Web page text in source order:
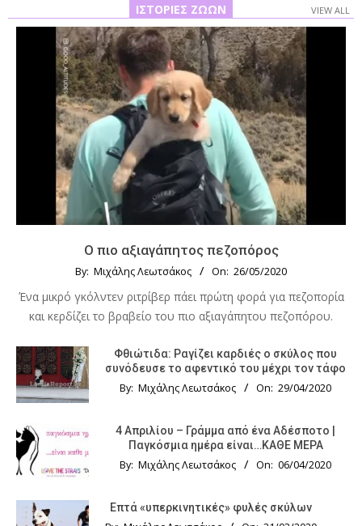
ΙΣΤΟΡΊΕΣ ΖΏΩΝ VIEW ALL
Ο πιο αξιαγάπητος πεζοπόρος
By: Μιχάλης Λεωτσάκος On: 26/05/2020
Ένα μικρό γκόλντεν ριτρίβερ πάει πρώτη φορά για πεζοπορία
και κερδίζει το βραβείο του πιο αξιαγάπητου πεζοπόρου.
Φθιώτιδα: Ραγίζει καρδιές ο σκύλος που
συνόδευσε το αφεντικό του μέχρι τον τάφο
By: Μιχάλης Λεωτσάκος On: 29/04/2020
4 Απριλίου – Γράμμα από ένα Αδέσποτο |
Παγκόσμια ημέρα είναι…ΚΑΘΕ ΜΕΡΑ
By: Μιχάλης Λεωτσάκος On: 06/04/2020
Επτά «υπερκινητικές» φυλές σκύλων